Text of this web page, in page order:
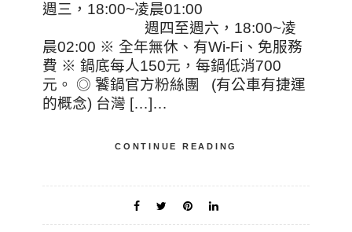
週三，18:00~凌晨01:00
週四至週六，18:00~凌
晨02:00 ※ 全年無休、有Wi-Fi、免服務
費 ※ 鍋底每人150元，每鍋低消700
元。 ◎ 饕鍋官方粉絲團 (有公車有捷運
的概念) 台灣 […]…
CONTINUE READING